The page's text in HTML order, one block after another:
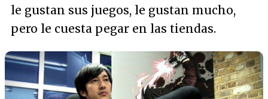
le gustan sus juegos, le gustan mucho,
pero le cuesta pegar en las tiendas.